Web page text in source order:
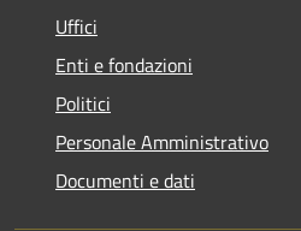
Uffici
Enti e fondazioni
Politici
Personale Amministrativo
Documenti e dati